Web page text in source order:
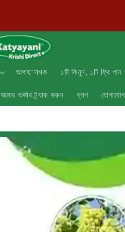
আগাছানাশক ১টি কিনুন, ১টি ফ্রি পান
আমার অর্ডার ট্র্যাক করুন ব্লগ যোগাযোগ